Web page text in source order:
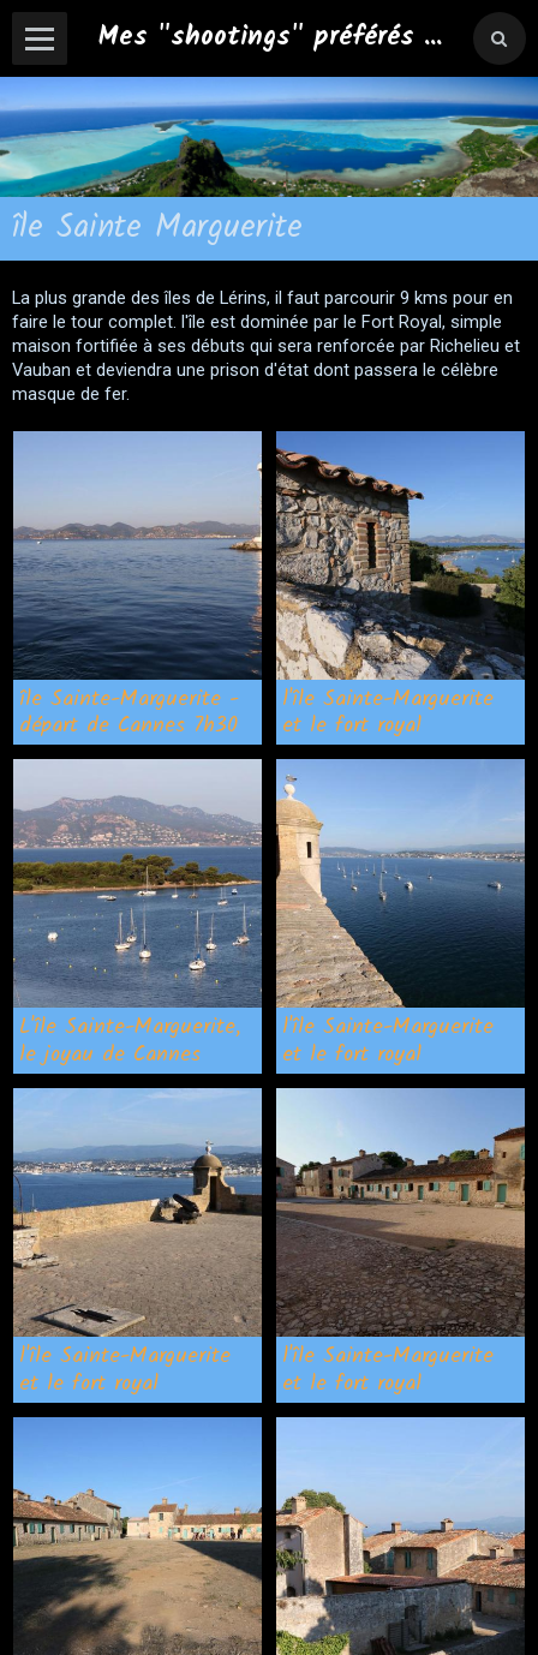
Mes "shootings" préférés ...
île Sainte Marguerite
La plus grande des îles de Lérins, il faut parcourir 9 kms pour en
faire le tour complet. l'île est dominée par le Fort Royal, simple
maison fortifiée à ses débuts qui sera renforcée par Richelieu et
Vauban et deviendra une prison d'état dont passera le célèbre
masque de fer.
île Sainte-Marguerite -
départ de Cannes 7h30
l'île Sainte-Marguerite
et le fort royal
L'île Sainte-Marguerite,
le joyau de Cannes
l'île Sainte-Marguerite
et le fort royal
l'île Sainte-Marguerite
et le fort royal
l'île Sainte-Marguerite
et le fort royal